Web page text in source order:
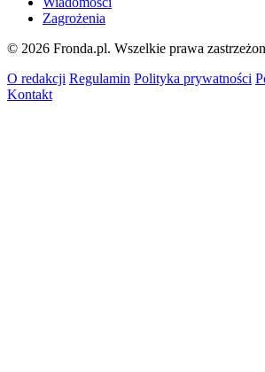
Zagrożenia
© 2026 Fronda.pl. Wszelkie prawa
O redakcji Regulamin Polityka prywatności
Kontakt